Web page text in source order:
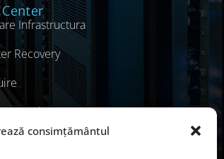
consimțământul
Center
Infrastructura
Recovery
Dedicata